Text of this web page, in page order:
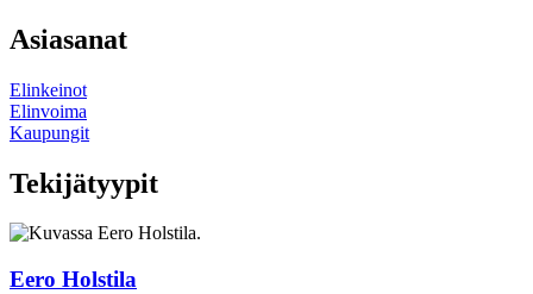
Asiasanat
Elinkeinot
Elinvoima
Kaupungit
Tekijätyypit
Eero Holstila